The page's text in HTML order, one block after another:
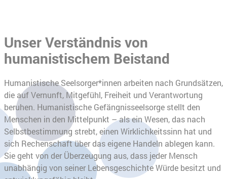
Unser Verständnis von
humanistischem Beistand
Humanistische Seelsorger*innen arbeiten nach Grundsätzen,
die auf Vernunft, Mitgefühl, Freiheit und Verantwortung
beruhen. Humanistische Gefängnisseelsorge stellt den
Menschen in den Mittelpunkt – als ein Wesen, das nach
Selbstbestimmung strebt, einen Wirklichkeitssinn hat und
sich Rechenschaft über das eigene Handeln ablegen kann.
Sie geht von der Überzeugung aus, dass jeder Mensch
unabhängig von seiner Lebensgeschichte Würde besitzt und